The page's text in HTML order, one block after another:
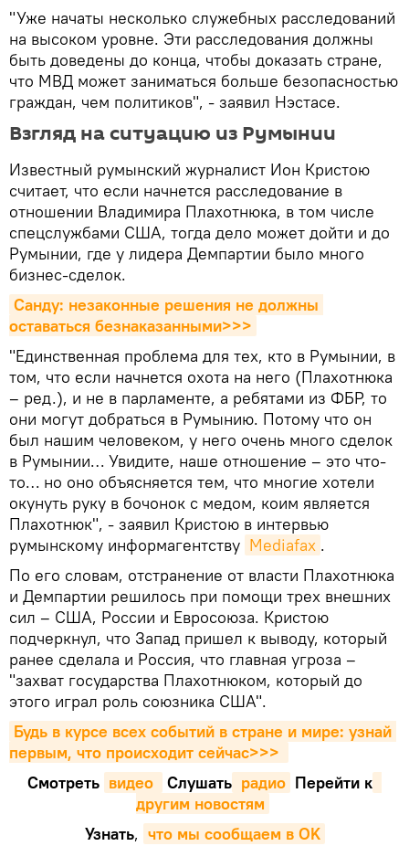
"Уже начаты несколько служебных расследований
на высоком уровне. Эти расследования должны
быть доведены до конца, чтобы доказать стране,
что МВД может заниматься больше безопасностью
граждан, чем политиков", - заявил Нэстасе.
Взгляд на ситуацию из Румынии
Известный румынский журналист Ион Кристою
считает, что если начнется расследование в
отношении Владимира Плахотнюка, в том числе
спецслужбами США, тогда дело может дойти и до
Румынии, где у лидера Демпартии было много
бизнес-сделок.
Санду: незаконные решения не должны
оставаться безнаказанными>>>
"Единственная проблема для тех, кто в Румынии, в
том, что если начнется охота на него (Плахотнюка
– ред.), и не в парламенте, а ребятами из ФБР, то
они могут добраться в Румынию. Потому что он
был нашим человеком, у него очень много сделок
в Румынии… Увидите, наше отношение – это что-
то… но оно объясняется тем, что многие хотели
окунуть руку в бочонок с медом, коим является
Плахотнюк", - заявил Кристою в интервью
румынскому информагентству Mediafax .
По его словам, отстранение от власти Плахотнюка
и Демпартии решилось при помощи трех внешних
сил – США, России и Евросоюза. Кристою
подчеркнул, что Запад пришел к выводу, который
ранее сделала и Россия, что главная угроза –
"захват государства Плахотнюком, который до
этого играл роль союзника США".
Будь в курсе всех событий в стране и мире: узнай
первым, что происходит сейчаc>>>
Смотреть видео Cлушать радио Перейти к
другим новостям
Узнать, что мы сообщаем в OK